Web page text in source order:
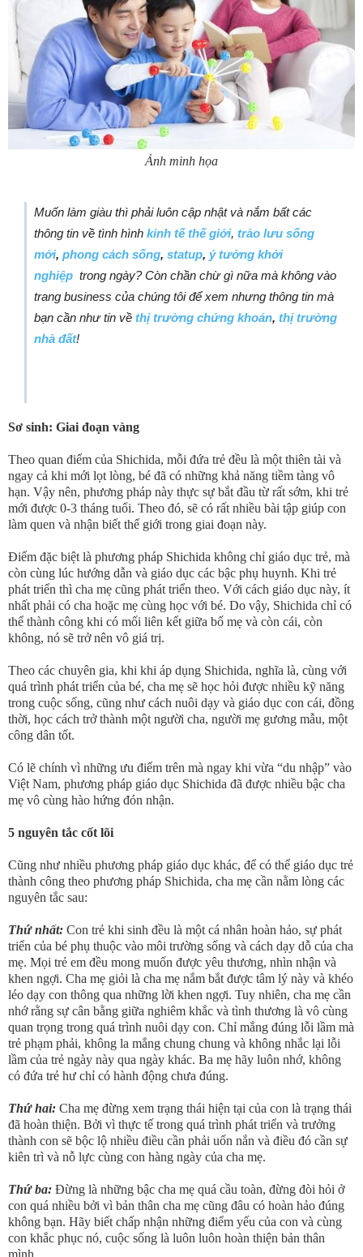
Ảnh minh họa
Muốn làm giàu thì phải luôn cập nhật và nắm bất các
thông tin về tình hình kinh tế thế giới, trào lưu sống
mới, phong cách sống, statup, ý tưởng khởi
nghiệp trong ngày? Còn chần chừ gì nữa mà không vào
trang business của chúng tôi để xem nhưng thông tin mà
bạn cần như tin về thị trường chứng khoán, thị trường
nhà đất!
Sơ sinh: Giai đoạn vàng
Theo quan điểm của Shichida, mỗi đứa trẻ đều là một thiên tài và
ngay cả khi mới lọt lòng, bé đã có những khả năng tiềm tàng vô
hạn. Vậy nên, phương pháp này thực sự bắt đầu từ rất sớm, khi trẻ
mới được 0-3 tháng tuổi. Theo đó, sẽ có rất nhiều bài tập giúp con
làm quen và nhận biết thế giới trong giai đoạn này.
Điểm đặc biệt là phương pháp Shichida không chỉ giáo dục trẻ, mà
còn cùng lúc hướng dẫn và giáo dục các bậc phụ huynh. Khi trẻ
phát triển thì cha mẹ cũng phát triển theo. Với cách giáo dục này, ít
nhất phải có cha hoặc mẹ cùng học với bé. Do vậy, Shichida chỉ có
thể thành công khi có mối liên kết giữa bố mẹ và còn cái, còn
không, nó sẽ trở nên vô giá trị.
Theo các chuyên gia, khi khi áp dụng Shichida, nghĩa là, cùng với
quá trình phát triển của bé, cha mẹ sẽ học hỏi được nhiều kỹ năng
trong cuộc sống, cũng như cách nuôi dạy và giáo dục con cái, đồng
thời, học cách trở thành một người cha, người mẹ gương mẫu, một
công dân tốt.
Có lẽ chính vì những ưu điểm trên mà ngay khi vừa “du nhập” vào
Việt Nam, phương pháp giáo dục Shichida đã được nhiều bậc cha
mẹ vô cùng hào hứng đón nhận.
5 nguyên tắc cốt lõi
Cũng như nhiều phương pháp giáo dục khác, để có thể giáo dục trẻ
thành công theo phương pháp Shichida, cha mẹ cần nằm lòng các
nguyên tắc sau:
Thứ nhất: Con trẻ khi sinh đều là một cá nhân hoàn hảo, sự phát
triển của bé phụ thuộc vào môi trường sống và cách dạy dỗ của cha
mẹ. Mọi trẻ em đều mong muốn được yêu thương, nhìn nhận và
khen ngợi. Cha mẹ giỏi là cha mẹ nắm bắt được tâm lý này và khéo
léo dạy con thông qua những lời khen ngợi. Tuy nhiên, cha mẹ cần
nhớ rằng sự cân bằng giữa nghiêm khắc và tình thương là vô cùng
quan trọng trong quá trình nuôi dạy con. Chỉ mắng đúng lỗi lầm mà
trẻ phạm phải, không la mắng chung chung và không nhắc lại lỗi
lầm của trẻ ngày này qua ngày khác. Ba mẹ hãy luôn nhớ, không
có đứa trẻ hư chỉ có hành động chưa đúng.
Thứ hai: Cha mẹ đừng xem trạng thái hiện tại của con là trạng thái
đã hoàn thiện. Bởi vì thực tế trong quá trình phát triển và trưởng
thành con sẽ bộc lộ nhiều điều cần phải uốn nắn và điều đó cần sự
kiên trì và nỗ lực cùng con hàng ngày của cha mẹ.
Thứ ba: Đừng là những bậc cha mẹ quá cầu toàn, đừng đòi hỏi ở
con quá nhiều bởi vì bản thân cha mẹ cũng đâu có hoàn hảo đúng
không bạn. Hãy biết chấp nhận những điểm yếu của con và cùng
con khắc phục nó, cuộc sống là luôn luôn hoàn thiện bản thân